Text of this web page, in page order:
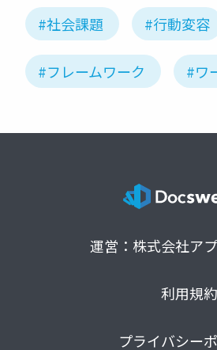
#社会課題 #行動変容
#フレームワーク #ワ
運営：株式会社ア
利用規約
プライバシー